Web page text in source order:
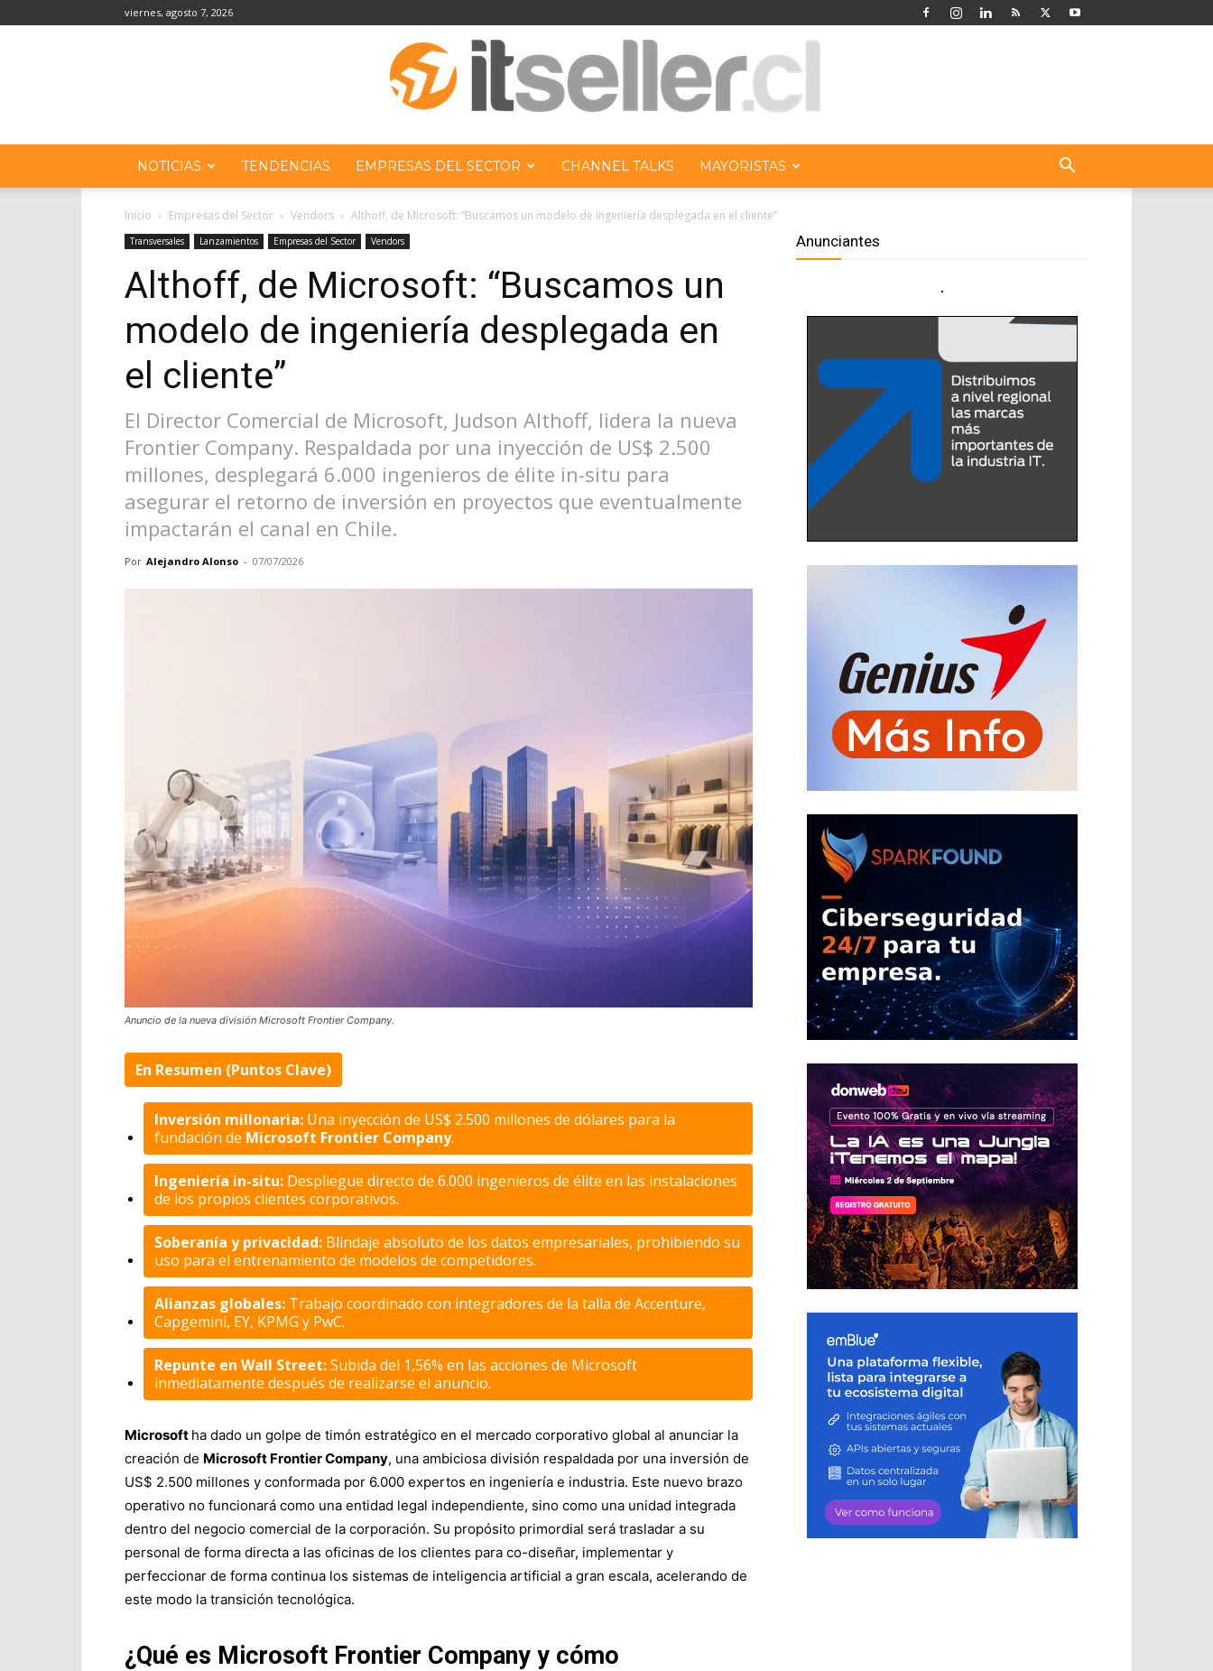
viernes, agosto 7, 2026
NOTICIAS TENDENCIAS EMPRESAS DEL SECTOR CHANNEL TALKS MAYORISTAS
Inicio Empresas del Sector Vendors Althoff, de Microsoft: “Buscamos un modelo de ingeniería desplegada en el cliente”
Transversales Lanzamientos Empresas del Sector Vendors
Althoff, de Microsoft: “Buscamos un
modelo de ingeniería desplegada en
el cliente”
El Director Comercial de Microsoft, Judson Althoff, lidera la nueva
Frontier Company. Respaldada por una inyección de US$ 2.500
millones, desplegará 6.000 ingenieros de élite in-situ para
asegurar el retorno de inversión en proyectos que eventualmente
impactarán el canal en Chile.
Por Alejandro Alonso - 07/07/2026
Anuncio de la nueva división Microsoft Frontier Company.
En Resumen (Puntos Clave)
Inversión millonaria: Una inyección de US$ 2.500 millones de dólares para la
fundación de Microsoft Frontier Company.
Ingeniería in-situ: Despliegue directo de 6.000 ingenieros de élite en las instalaciones
de los propios clientes corporativos.
Soberanía y privacidad: Blindaje absoluto de los datos empresariales, prohibiendo su
uso para el entrenamiento de modelos de competidores.
Alianzas globales: Trabajo coordinado con integradores de la talla de Accenture,
Capgemini, EY, KPMG y PwC.
Repunte en Wall Street:Subida del 1,56% en las acciones de Microsoft
inmediatamente después de realizarse el anuncio.
Microsoft ha dado un golpe de timón estratégico en el mercado corporativo global al anunciar la
creación de Microsoft Frontier Company, una ambiciosa división respaldada por una inversión de
US$ 2.500 millones y conformada por 6.000 expertos en ingeniería e industria. Este nuevo brazo
operativo no funcionará como una entidad legal independiente, sino como una unidad integrada
dentro del negocio comercial de la corporación. Su propósito primordial será trasladar a su
personal de forma directa a las oficinas de los clientes para co-diseñar, implementar y
perfeccionar de forma continua los sistemas de inteligencia artificial a gran escala, acelerando de
este modo la transición tecnológica.
¿Qué es Microsoft Frontier Company y cómo
Anunciantes